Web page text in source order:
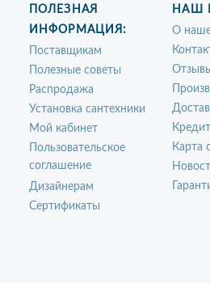
ПОЛЕЗНАЯ
ИНФОРМАЦИЯ:
Поставщикам
Полезные советы
Распродажа
Установка сантехники
Мой кабинет
Пользовательское
соглашение
Дизайнерам
Сертификаты
НАШ
О
Кредит
Карта